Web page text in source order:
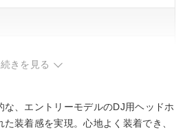
いため、片耳聴きが不便。
続きを見る
、エントリーモデルのDJ用ヘッドホ
装着感を実現。心地よく装着でき、